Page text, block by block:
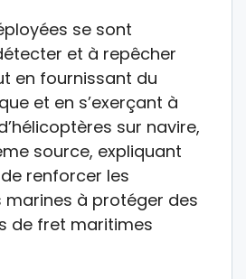
se sont
et à repêcher
en fournissant du
et en s’exerçant à
sur navire,
source, expliquant
renforcer les
à protéger des
de fret maritimes